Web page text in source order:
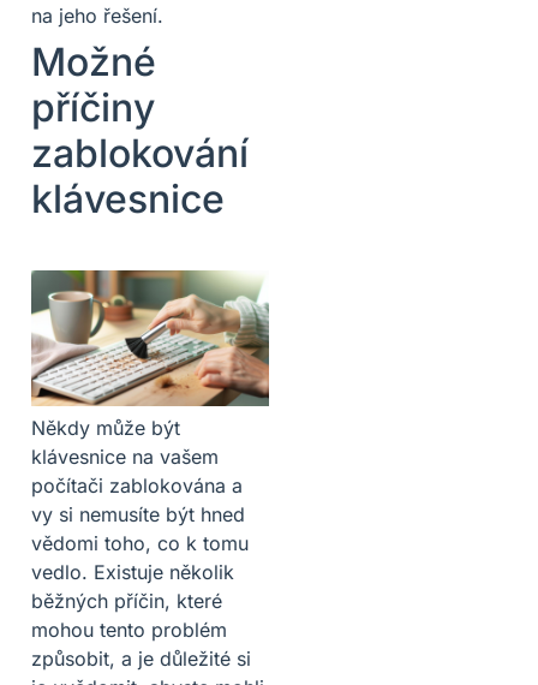
na jeho řešení.
Možné
příčiny
zablokování
klávesnice
Někdy může být
klávesnice na vašem
počítači zablokována a
vy si nemusíte být hned
vědomi toho, co k tomu
vedlo. Existuje několik
běžných příčin, které
mohou tento problém
způsobit, a je důležité si